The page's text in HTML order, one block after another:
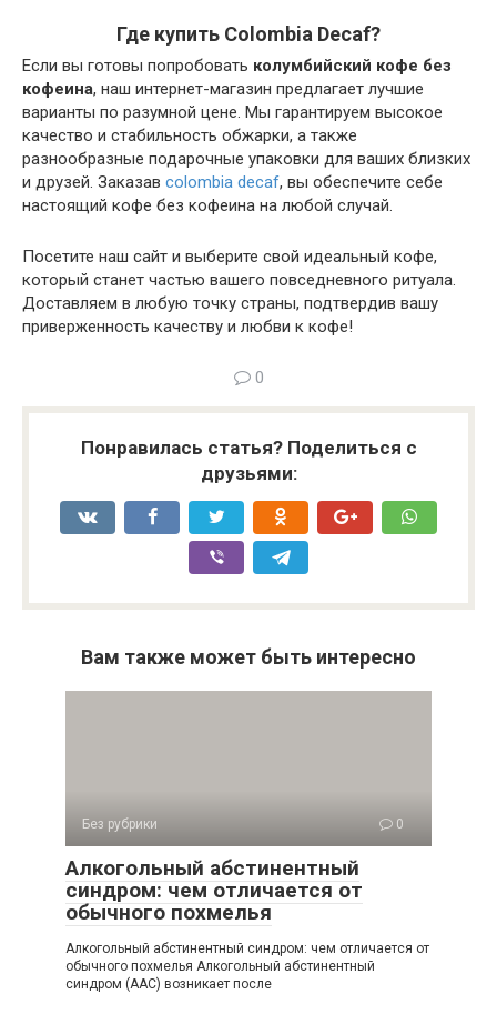
Где купить Colombia Decaf?
Если вы готовы попробовать колумбийский кофе без
кофеина, наш интернет-магазин предлагает лучшие
варианты по разумной цене. Мы гарантируем высокое
качество и стабильность обжарки, а также
разнообразные подарочные упаковки для ваших близких
и друзей. Заказав colombia decaf, вы обеспечите себе
настоящий кофе без кофеина на любой случай.
Посетите наш сайт и выберите свой идеальный кофе,
который станет частью вашего повседневного ритуала.
Доставляем в любую точку страны, подтвердив вашу
приверженность качеству и любви к кофе!
0
Понравилась статья? Поделиться с
друзьями:
Вам также может быть интересно
Без рубрики 0
Алкогольный абстинентный
синдром: чем отличается от
обычного похмелья
Алкогольный абстинентный синдром: чем отличается от
обычного похмелья Алкогольный абстинентный
синдром (ААС) возникает после